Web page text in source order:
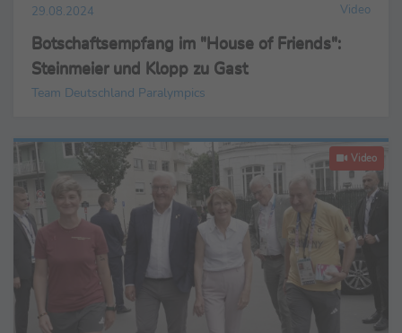
29.08.2024 Video
Botschaftsempfang im "House of Friends":
Steinmeier und Klopp zu Gast
Team Deutschland Paralympics
Video